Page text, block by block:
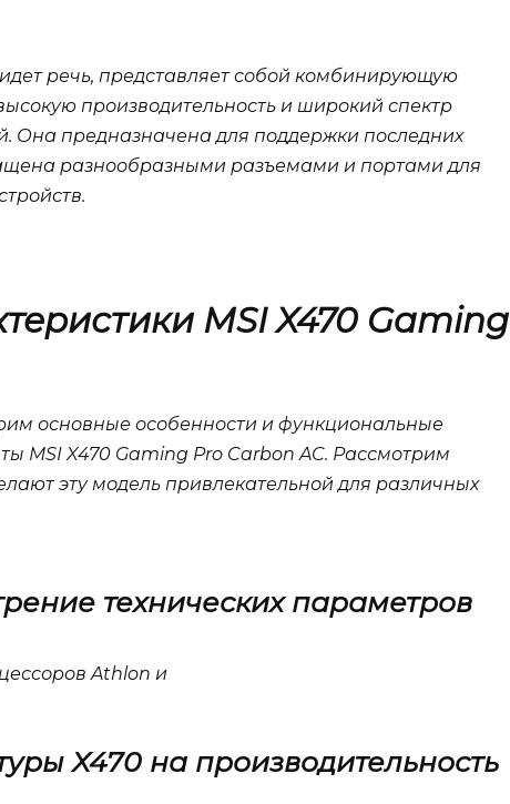
речь, представляет собой комбинирующую
производительность и широкий спектр
Она предназначена для поддержки последних
разнообразными разъемами и портами для
MSI X470 Gaming
основные особенности и функциональные
MSI X470 Gaming Pro Carbon AC. Рассмотрим
эту модель привлекательной для различных
технических параметров
Athlon и
X470 на производительность